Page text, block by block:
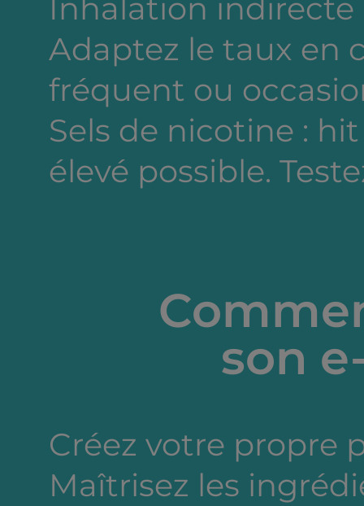
Inhalation indirecte
Adaptez le taux en
fréquent ou
Sels de nicotine :
élevé possible.
son
Créez votre propre
Maîtrisez les